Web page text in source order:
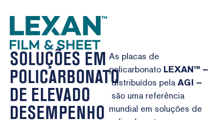
SOLUÇÕES EM
POLICARBONATO
DE ELEVADO
DESEMPENHO
As placas de
policarbonato LEXAN™ –
distribuídos pela AGI –
são uma referência
mundial em soluções de